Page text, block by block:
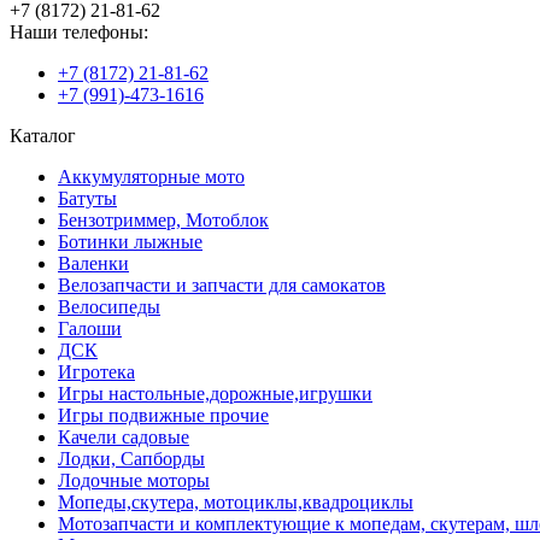
+7 (8172) 21-81-62
Наши телефоны:
+7 (8172) 21-81-62
+7 (991)-473-1616
Каталог
Аккумуляторные мото
Батуты
Бензотриммер, Мотоблок
Ботинки лыжные
Валенки
Велозапчасти и запчасти для самокатов
Велосипеды
Галоши
ДСК
Игротека
Игры настольные,дорожные,игрушки
Игры подвижные прочие
Качели садовые
Лодки, Сапборды
Лодочные моторы
Мопеды,скутера, мотоциклы,квадроциклы
Мотозапчасти и комплектующие к мопедам, скутерам,